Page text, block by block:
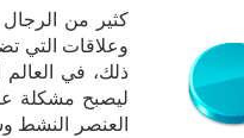
كثير من
وعلاقات التي
ذلك، في العالم
العنصر النشط